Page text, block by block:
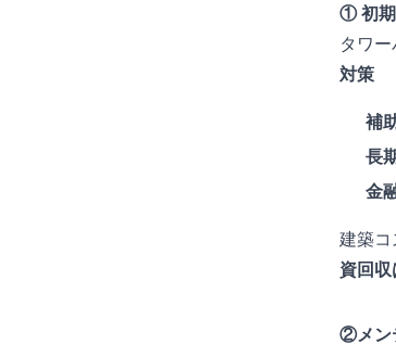
① 初
タワ
対策
補
長
金
建築
資回
②メン